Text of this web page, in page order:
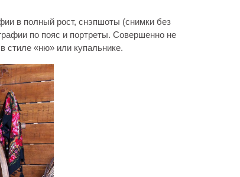
в полный рост, снэпшоты (снимки без
по пояс и портреты. Совершенно не
стиле «ню» или купальнике.